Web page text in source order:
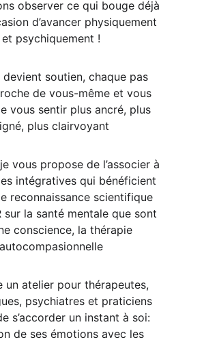
observer ce qui bouge déjà
d’avancer physiquement
et psychiquement !
devient soutien, chaque pas
de vous-même et vous
vous sentir plus ancré, plus
plus clairvoyant
vous propose de l’associer à
intégratives qui bénéficient
reconnaissance scientifique
sur la santé mentale que sont
conscience, la thérapie
autocompasionnelle
un atelier pour thérapeutes,
psychiatres et praticiens
s’accorder un instant à soi:
de ses émotions avec les